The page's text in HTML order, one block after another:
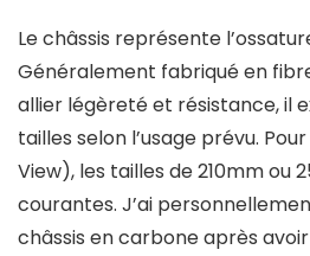
Le châssis représente
Généralement fabriqué en
allier légèreté et résistance, il
tailles selon l’usage prévu.
View), les tailles de 210mm ou
courantes. J’ai
châssis en carbone après